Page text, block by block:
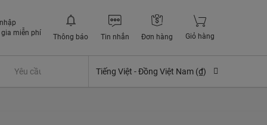
miễn phí
Thông báo Tin nhắn Đơn hàng Giỏ hàng
Yêu cầu quyền lợi bảo hiểmTiếng Việt -Đồng Việt Nam (₫)